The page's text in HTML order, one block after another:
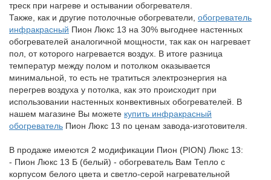
треск при нагреве и остывании обогревателя.
Также, как и другие потолочные обогреватели, обогреватель
инфракрасный Пион Люкс 13 на 30% выгоднее настенных
обогревателей аналогичной мощности, так как он нагревает
пол, от которого нагревается воздух. В итоге разница
температур между полом и потолком оказывается
минимальной, то есть не тратиться электроэнергия на
перегрев воздуха у потолка, как это происходит при
использовании настенных конвективных обогревателей. В
нашем магазине Вы можете купить инфракрасный
обогреватель Пион Люкс 13 по ценам завода-изготовителя.
В продаже имеются 2 модификации Пион (PION) Люкс 13:
- Пион Люкс 13 Б (белый) - обогреватель Вам Тепло с
корпусом белого цвета и светло-серой нагревательной